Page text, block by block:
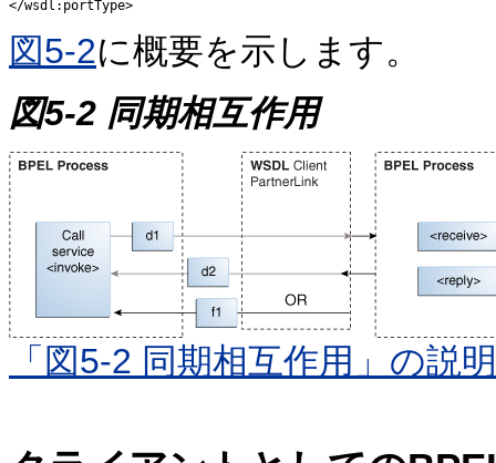
図5-2に概要を示します。
図5-2 同期相互作用
「図5-2 同期相互作用」の説明